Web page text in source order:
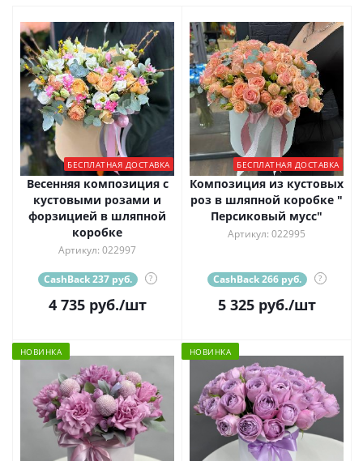
БЕСПЛАТНАЯ ДОСТАВКА
Весенняя композиция с
кустовыми розами и
форзицией в шляпной
коробке
Артикул: 022997
CashBack 237 руб. ?
4 735руб./шт
БЕСПЛАТНАЯ ДОСТАВКА
Композиция из кустовых
роз в шляпной коробке "
Персиковый мусс"
Артикул: 022995
CashBack 266 руб. ?
5 325руб./шт
НОВИНКА НОВИНКА